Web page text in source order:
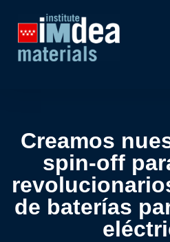
Creamos
spin-off
de baterías